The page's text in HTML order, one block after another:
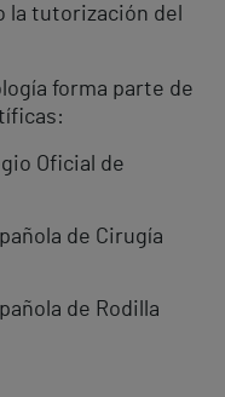
la tutorización del
forma parte de
Oficial de
de Cirugía
de Rodilla